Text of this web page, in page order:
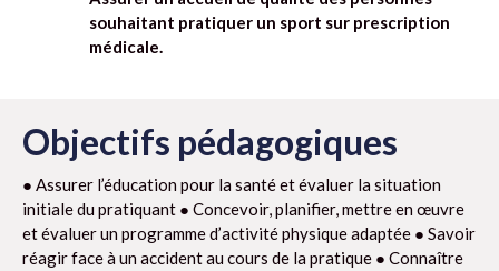
souhaitant pratiquer un sport sur prescription
médicale.
Objectifs pédagogiques
● Assurer l’éducation pour la santé et évaluer la situation
initiale du pratiquant ● Concevoir, planifier, mettre en œuvre
et évaluer un programme d’activité physique adaptée ● Savoir
réagir face à un accident au cours de la pratique ● Connaître